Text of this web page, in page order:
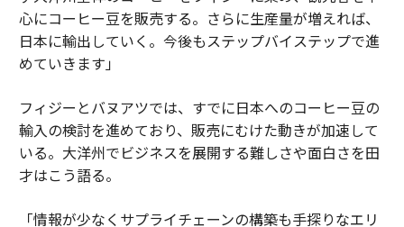
心にコーヒー豆を販売する。さらに生産量が増えれば、
日本に輸出していく。今後もステップバイステップで進
めていきます」
フィジーとバヌアツでは、すでに日本へのコーヒー豆の
輸入の検討を進めており、販売にむけた動きが加速して
いる。大洋州でビジネスを展開する難しさや面白さを田
才はこう語る。
「情報が少なくサプライチェーンの構築も手探りなエリ